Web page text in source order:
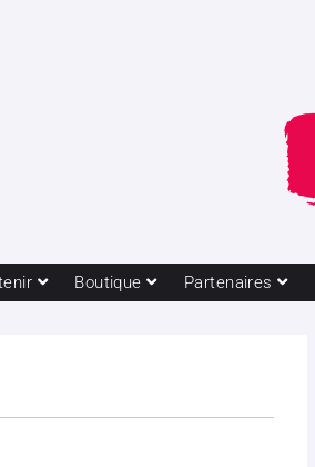
Boutique Partenaires